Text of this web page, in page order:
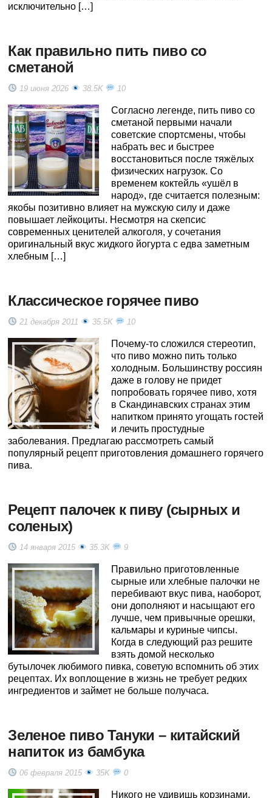
исключительно […]
Как правильно пить пиво со
сметаной
19 июня 2026 38.5K 10
Согласно легенде, пить пиво со
сметаной первыми начали
советские спортсмены, чтобы
набрать вес и быстрее
восстановиться после тяжёлых
физических нагрузок. Со
временем коктейль «ушёл в
народ», где считается полезным:
якобы позитивно влияет на мужскую силу и даже
повышает лейкоциты. Несмотря на скепсис
современных ценителей алкоголя, у сочетания
оригинальный вкус жидкого йогурта с едва заметным
хлебным […]
Классическое горячее пиво
21 декабря 2011 35.5K 10
Почему-то сложился стереотип,
что пиво можно пить только
холодным. Большинству россиян
даже в голову не придет
попробовать горячее пиво, хотя
в Скандинавских странах этим
напитком принято угощать гостей
и лечить простудные
заболевания. Предлагаю рассмотреть самый
популярный рецепт приготовления домашнего горячего
пива.
Рецепт палочек к пиву (сырных и
соленых)
14 января 2015 35.3K 9
Правильно приготовленные
сырные или хлебные палочки не
перебивают вкус пива, наоборот,
они дополняют и насыщают его
лучше, чем привычные орешки,
кальмары и куриные чипсы.
Когда в следующий раз решите
взять домой несколько
бутылочек любимого пивка, советую вспомнить об этих
рецептах. Их воплощение в жизнь не требует редких
ингредиентов и займет не больше получаса.
Зеленое пиво Тануки – китайский
напиток из бамбука
06 февраля 2015 35K 0
Никого не удивишь корзинами,